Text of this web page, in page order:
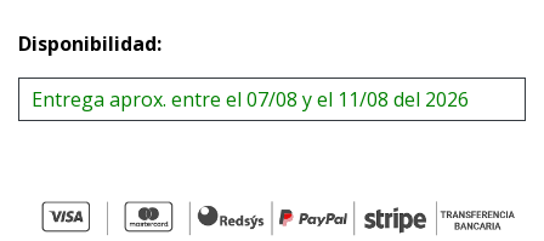
Disponibilidad:
Entrega aprox. entre el 07/08 y el 11/08 del 2026